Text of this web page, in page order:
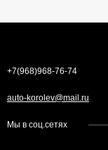
+7(968)968-76-74
auto-korolev@mail.ru
Мы в соц.сетях